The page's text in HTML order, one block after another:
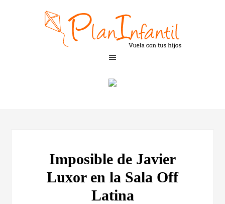
Imposible de Javier
Luxor en la Sala Off
Latina